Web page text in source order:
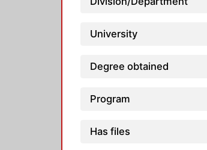
University
Degree obtained
Program
Has files